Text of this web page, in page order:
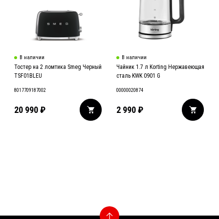
В наличии
Тостер на 2 ломтика Smeg Черный
TSF01BLEU
8017709187002
20 990₽
В наличии
Чайник 1.7 л Korting Нержавеющая
сталь KWK 0901 G
00000020874
2 990 ₽